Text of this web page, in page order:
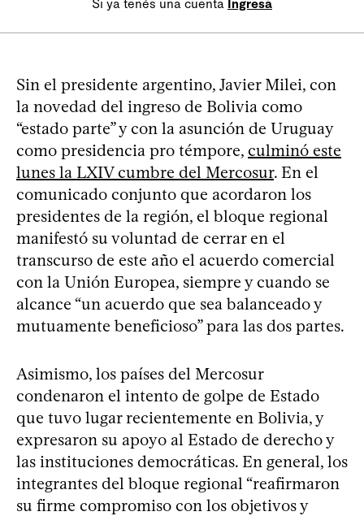
Si ya tenés una cuenta Ingresá
Sin el presidente argentino, Javier Milei, con
la novedad del ingreso de Bolivia como
“estado parte” y con la asunción de Uruguay
como presidencia pro témpore, culminó este
lunes la LXIV cumbre del Mercosur. En el
comunicado conjunto que acordaron los
presidentes de la región, el bloque regional
manifestó su voluntad de cerrar en el
transcurso de este año el acuerdo comercial
con la Unión Europea, siempre y cuando se
alcance “un acuerdo que sea balanceado y
mutuamente beneficioso” para las dos partes.
Asimismo, los países del Mercosur
condenaron el intento de golpe de Estado
que tuvo lugar recientemente en Bolivia, y
expresaron su apoyo al Estado de derecho y
las instituciones democráticas. En general, los
integrantes del bloque regional “reafirmaron
su firme compromiso con los objetivos y